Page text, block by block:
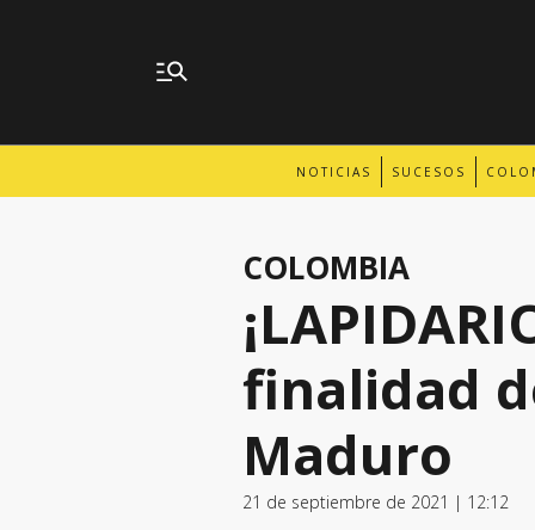
NOTICIAS SUCESOS
COLOMBIA
finalidad
Maduro
21 de septiembre de 2021 | 12:12